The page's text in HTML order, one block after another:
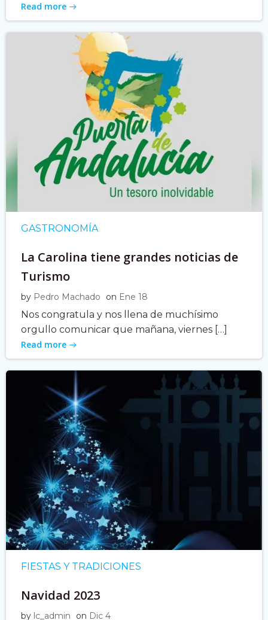
Read more
GASTRONOMÍA
La Carolina tiene grandes noticias de
Turismo
by Pedro Machado on Ene 18
Nos congratula y nos llena de muchísimo
orgullo comunicar que mañana, viernes […]
Read more
FIESTAS Y TRADICIONES
Navidad 2023
by lc_admin on Dic 4